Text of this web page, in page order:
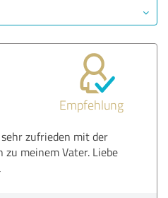
Empfehlung
zufrieden mit der
meinem Vater. Liebe